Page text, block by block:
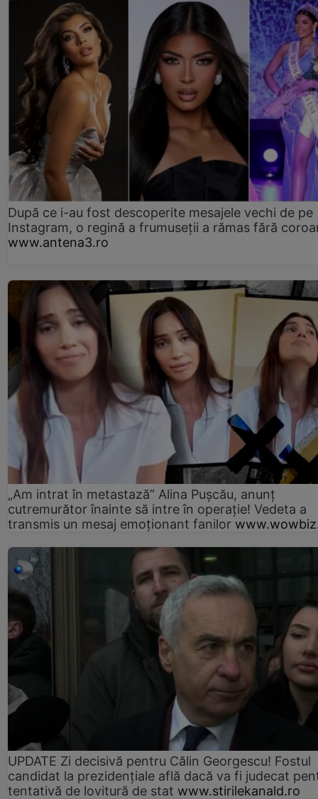
După ce i-au fost descoperite mesajele vechi de pe
Instagram, o regină a frumuseții a rămas fără
www.antena3.ro
„Am intrat în metastază” Alina Pușcău, anunț
cutremurător înainte să intre în operație! Vedeta a
transmis un mesaj emoționant fanilor
UPDATE Zi decisivă pentru Călin Georgescu! Fostul
candidat la prezidențiale află dacă va fi judecat
tentativă de lovitură de stat www.stirilekanald.ro